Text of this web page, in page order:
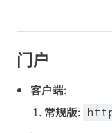
门户
客户端:
常规版: